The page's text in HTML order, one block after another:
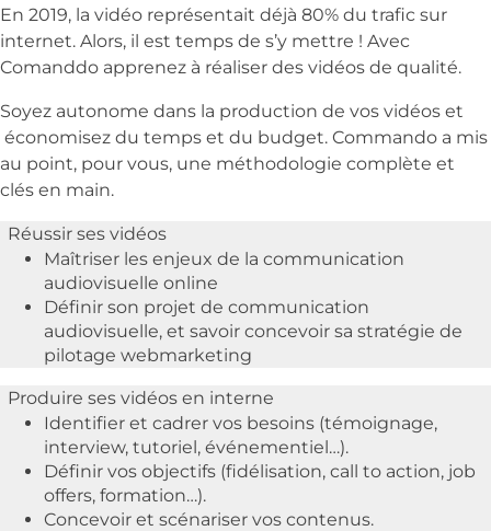
En 2019, la vidéo représentait déjà 80% du trafic sur
internet. Alors, il est temps de s’y mettre ! Avec
Comanddo apprenez à réaliser des vidéos de qualité.
Soyez autonome dans la production de vos vidéos et
économisez du temps et du budget. Commando a mis
au point, pour vous, une méthodologie complète et
clés en main.
Réussir ses vidéos
Maîtriser les enjeux de la communication
audiovisuelle online
Définir son projet de communication
audiovisuelle, et savoir concevoir sa stratégie de
pilotage webmarketing
Produire ses vidéos en interne
Identifier et cadrer vos besoins (témoignage,
interview, tutoriel, événementiel…).
Définir vos objectifs (fidélisation, call to action, job
offers, formation…).
Concevoir et scénariser vos contenus.